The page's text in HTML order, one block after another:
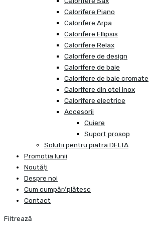
Calorifere Piano
Calorifere Arpa
Calorifere Ellipsis
Calorifere Relax
Calorifere de design
Calorifere de baie
Calorifere de baie cromate
Calorifere din otel inox
Calorifere electrice
Accesorii
Cuiere
Suport prosop
Solutii pentru piatra DELTA
Promotia lunii
Noutăți
Despre noi
Cum cumpăr/plătesc
Contact
Filtrează